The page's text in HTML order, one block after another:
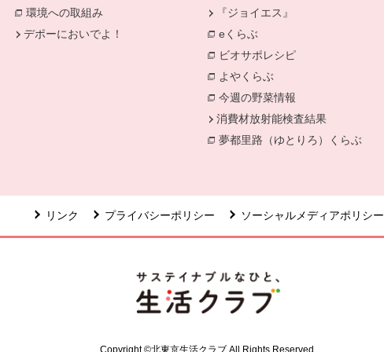
別のウィンドウで開きます。
環境への取組み
別のウィンドウで開きます。
デポーにおいでよ！
『ジョイエス』
eくらぶ
別のウィンドウで開きます。
ビオサポレシピ
よやくらぶ
今週の野菜情報
消費材放射能検査結果
夢都里路（ゆとりろ）くらぶ
リンク プライバシーポリシー ソーシャルメディアポリシー